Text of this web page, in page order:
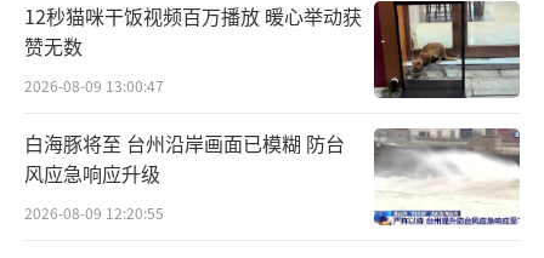
12秒猫咪干饭视频百万播放 暖心举动获
赞无数
2026-08-09 13:00:47
白海豚将至 台州沿岸画面已模糊 防台
风应急响应升级
2026-08-09 12:20:55